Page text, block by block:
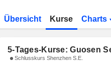
Übersicht Kurse Charts
5-Tages-Kurse: Guosen
Schlusskurs Shenzhen S.E.